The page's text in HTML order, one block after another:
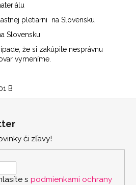
pletiarni na Slovensku
Slovensku
že si zakúpite nesprávnu
vymeníme.
B
či zľavy!
s podmienkami ochrany